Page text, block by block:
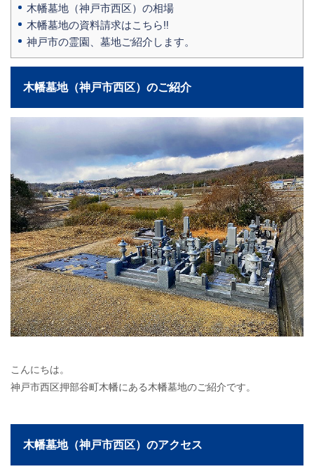
木幡墓地（神戸市西区）の相場
木幡墓地の資料請求はこちら‼
神戸市の霊園、墓地ご紹介します。
木幡墓地（神戸市西区）のご紹介
こんにちは。
神戸市西区押部谷町木幡にある木幡墓地のご紹介です。
木幡墓地（神戸市西区）のアクセス